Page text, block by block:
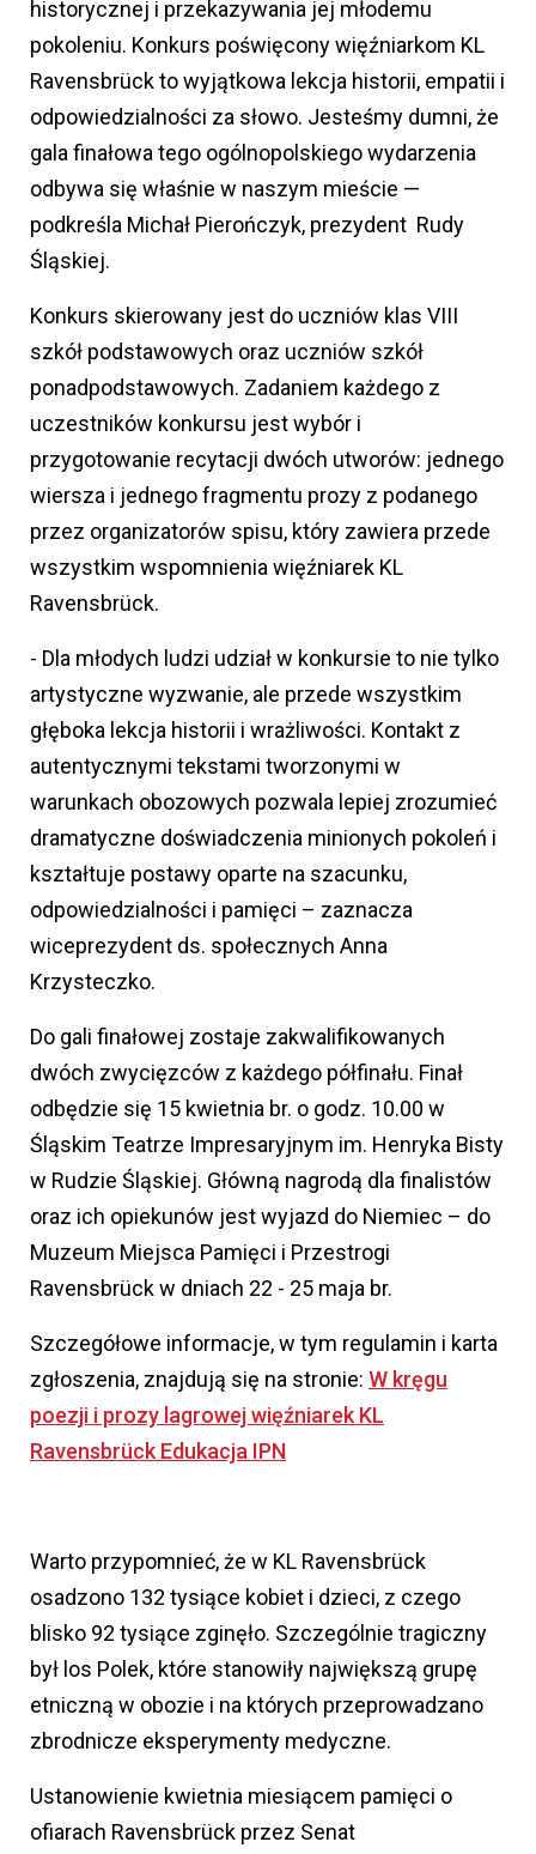
historycznej i przekazywania jej młodemu
pokoleniu. Konkurs poświęcony więźniarkom KL
Ravensbrück to wyjątkowa lekcja historii, empatii i
odpowiedzialności za słowo. Jesteśmy dumni, że
gala finałowa tego ogólnopolskiego wydarzenia
odbywa się właśnie w naszym mieście —
podkreśla Michał Pierończyk, prezydent Rudy
Śląskiej.
Konkurs skierowany jest do uczniów klas VIII
szkół podstawowych oraz uczniów szkół
ponadpodstawowych. Zadaniem każdego z
uczestników konkursu jest wybór i
przygotowanie recytacji dwóch utworów: jednego
wiersza i jednego fragmentu prozy z podanego
przez organizatorów spisu, który zawiera przede
wszystkim wspomnienia więźniarek KL
Ravensbrück.
- Dla młodych ludzi udział w konkursie to nie tylko
artystyczne wyzwanie, ale przede wszystkim
głęboka lekcja historii i wrażliwości. Kontakt z
autentycznymi tekstami tworzonymi w
warunkach obozowych pozwala lepiej zrozumieć
dramatyczne doświadczenia minionych pokoleń i
kształtuje postawy oparte na szacunku,
odpowiedzialności i pamięci – zaznacza
wiceprezydent ds. społecznych Anna
Krzysteczko.
Do gali finałowej zostaje zakwalifikowanych
dwóch zwycięzców z każdego półfinału. Finał
odbędzie się 15 kwietnia br. o godz. 10.00 w
Śląskim Teatrze Impresaryjnym im. Henryka Bisty
w Rudzie Śląskiej. Główną nagrodą dla finalistów
oraz ich opiekunów jest wyjazd do Niemiec – do
Muzeum Miejsca Pamięci i Przestrogi
Ravensbrück w dniach 22 - 25 maja br.
Szczegółowe informacje, w tym regulamin i karta
zgłoszenia, znajdują się na stronie: W kręgu
poezji i prozy lagrowej więźniarek KL
Ravensbrück Edukacja IPN
Warto przypomnieć, że w KL Ravensbrück
osadzono 132 tysiące kobiet i dzieci, z czego
blisko 92 tysiące zginęło. Szczególnie tragiczny
był los Polek, które stanowiły największą grupę
etniczną w obozie i na których przeprowadzano
zbrodnicze eksperymenty medyczne.
Ustanowienie kwietnia miesiącem pamięci o
ofiarach Ravensbrück przez Senat